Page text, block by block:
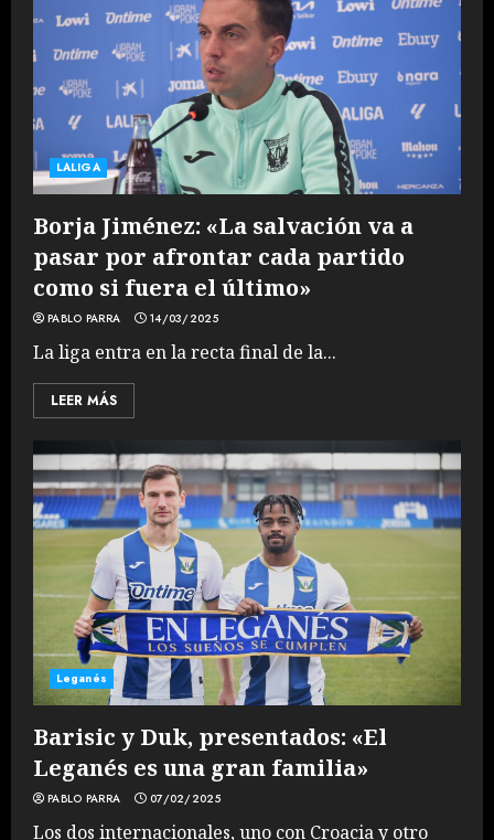
LALIGA
Borja Jiménez: «La salvación va a
pasar por afrontar cada partido
como si fuera el último»
PABLO PARRA 14/03/2025
La liga entra en la recta final de la...
LEER MÁS
Leganés
Barisic y Duk, presentados: «El
Leganés es una gran familia»
PABLO PARRA 07/02/2025
Los dos internacionales, uno con Croacia y otro